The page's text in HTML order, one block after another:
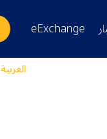
eExchange
العربية